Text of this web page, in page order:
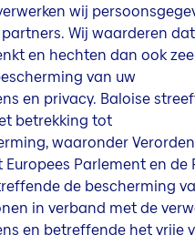
wij
Wij waarderen
en hechten dan ook
van uw
en privacy. Baloise
betrekking tot
waaronder
Europees Parlement en de
de bescherming
in verband met de
en betreffende het vrije